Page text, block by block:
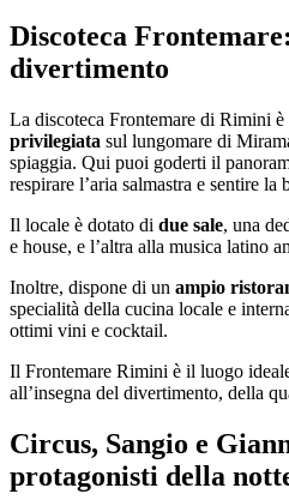
Discoteca
divertimento
La discoteca Frontemare di Rimini è
privilegiata sul lungomare di
spiaggia. Qui puoi goderti il
respirare l’aria salmastra e sentire la
Il locale è dotato di due sale, una
e house, e l’altra alla musica latino
Inoltre, dispone di un ampio
specialità della cucina locale e
ottimi vini e cocktail.
Il Frontemare Rimini è il luogo
all’insegna del divertimento, della
Circus, Sangio e
protagonisti della